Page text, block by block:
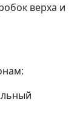
верха и